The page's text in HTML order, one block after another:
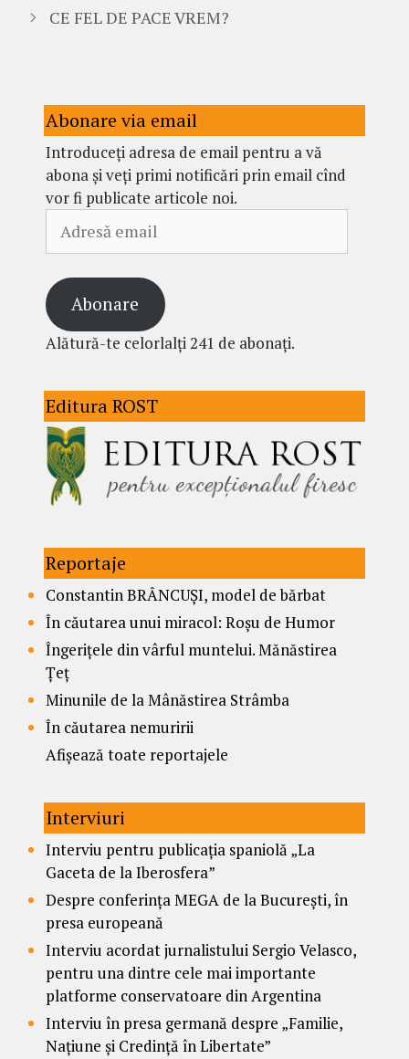
CE FEL DE PACE VREM?
Abonare via email
Introduceți adresa de email pentru a vă
abona și veți primi notificări prin email cînd
vor fi publicate articole noi.
email
Abonare
Alătură-te celorlalți 241 de abonați.
Editura ROST
Reportaje
Constantin BRÂNCUȘI, model de bărbat
În căutarea unui miracol: Roșu de Humor
Îngerițele din vârful muntelui. Mănăstirea
Țeț
Minunile de la Mânăstirea Strâmba
În căutarea nemuririi
Afișează toate reportajele
Interviuri
Interviu pentru publicația spaniolă „La
Gaceta de la Iberosfera”
Despre conferința MEGA de la București, în
presa europeană
Interviu acordat jurnalistului Sergio Velasco,
pentru una dintre cele mai importante
platforme conservatoare din Argentina
Interviu în presa germană despre „Familie,
Națiune și Credință în Libertate”